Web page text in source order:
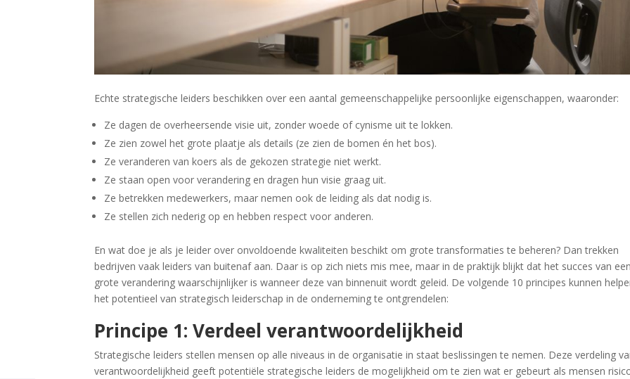
Echte strategische leiders beschikken over een aantal gemeenschappelijke persoonlijke eigenschappen, waaronder:
Ze dagen de overheersende visie uit, zonder woede of cynisme uit te lokken.
Ze zien zowel het grote plaatje als details (ze zien de bomen én het bos).
Ze veranderen van koers als de gekozen strategie niet werkt.
Ze staan open voor verandering en dragen hun visie graag uit.
Ze betrekken medewerkers, maar nemen ook de leiding als dat nodig is.
Ze stellen zich nederig op en hebben respect voor anderen.
En wat doe je als je leider over onvoldoende kwaliteiten beschikt om grote transformaties te beheren? Dan trekken
bedrijven vaak leiders van buitenaf aan. Daar is op zich niets mis mee, maar in de praktijk blijkt dat het succes van een
grote verandering waarschijnlijker is wanneer deze van binnenuit wordt geleid. De volgende 10 principes kunnen
het potentieel van strategisch leiderschap in de onderneming te ontgrendelen:
Principe 1: Verdeel verantwoordelijkheid
Strategische leiders stellen mensen op alle niveaus in de organisatie in staat beslissingen te nemen. Deze verdeling
verantwoordelijkheid geeft potentiële strategische leiders de mogelijkheid om te zien wat er gebeurt als mensen